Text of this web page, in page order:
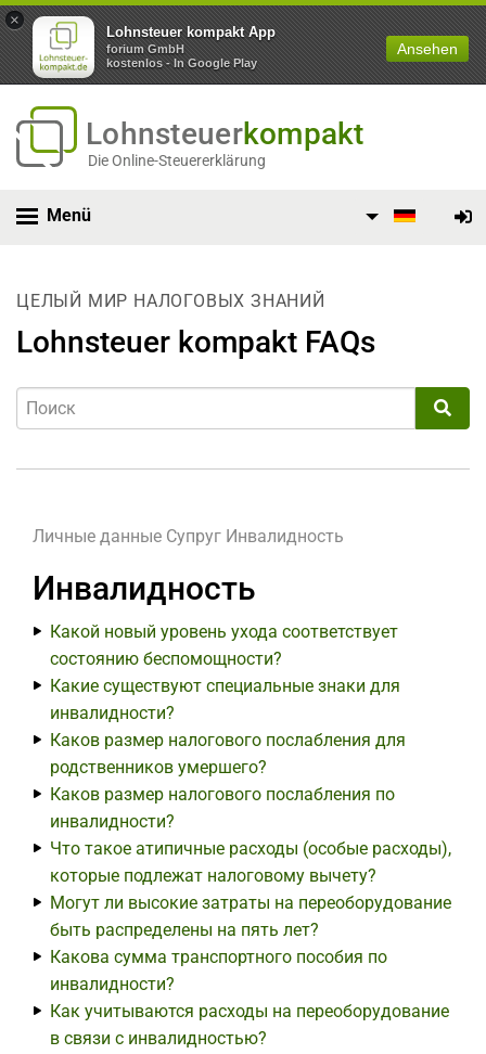
×
Lohnsteuer kompakt App
forium GmbH
kostenlos - In Google Play
Ansehen
Lohnsteuerkompakt
Die Online-Steuererklärung
Menü
ЦЕЛЫЙ МИР НАЛОГОВЫХ ЗНАНИЙ
Lohnsteuer kompakt FAQs
Личные данные Супруг Инвалидность
Инвалидность
Какой новый уровень ухода соответствует
состоянию беспомощности?
Какие существуют специальные знаки для
инвалидности?
Каков размер налогового послабления для
родственников умершего?
Каков размер налогового послабления по
инвалидности?
Что такое атипичные расходы (особые расходы),
которые подлежат налоговому вычету?
Могут ли высокие затраты на переоборудование
быть распределены на пять лет?
Какова сумма транспортного пособия по
инвалидности?
Как учитываются расходы на переоборудование
в связи с инвалидностью?